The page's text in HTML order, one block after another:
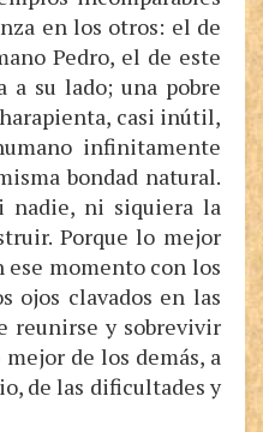
en los otros: el de
Pedro, el de este
a su lado; una pobre
casi inútil,
infinitamente
bondad natural.
nadie, ni siquiera la
Porque lo mejor
ese momento con los
ojos clavados en las
reunirse y sobrevivir
de los demás, a
de las dificultades y